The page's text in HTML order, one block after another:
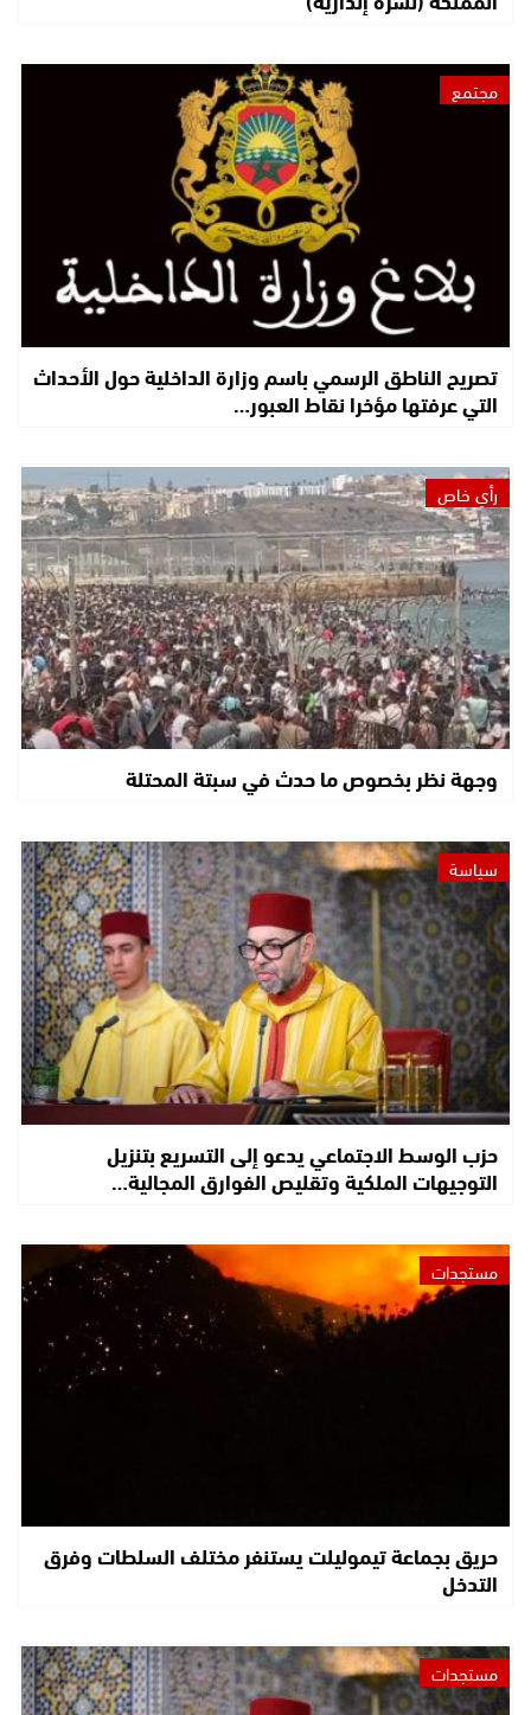
مجتمع
تصريح الناطق الرسمي باسم وزارة الداخلية حول الأحداث
التي عرفتها مؤخرا نقاط العبور…
رأي خاص
وجهة نظر بخصوص ما حدث في سبتة المحتلة
سياسة
حزب الوسط الاجتماعي يدعو إلى التسريع بتنزيل
التوجيهات الملكية وتقليص الفوارق المجالية…
مستجدات
حريق بجماعة تيموليلت يستنفر مختلف السلطات وفرق
التدخل
مستجدات